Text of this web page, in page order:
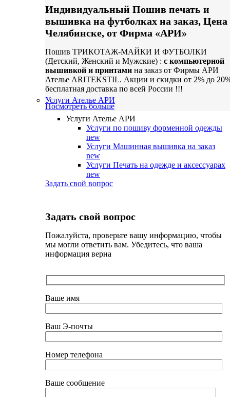
Индивидуальный Пошив печать и
вышивка на футболках на заказ, Цена
Челябинске, от Фирма «АРИ»
Пошив ТРИКОТАЖ-МАЙКИ И ФУТБОЛКИ
(Детский, Женский и Мужские) : с компьютерной
вышивкой и принтами на заказ от Фирмы АРИ
Ателье ARITEKSTIL. Акции и скидки от 2% до
бесплатная доставка по всей России !!!
Посмотреть больше
Услуги Ателье АРИ
Услуги Ателье АРИ
Услуги по пошиву форменной одежды
new
Услуги Машинная вышивка на заказ
new
Услуги Печать на одежде и аксессуарах
new
Задать свой вопрос
Задать свой вопрос
Пожалуйста, проверьте вашу информацию, чтобы
мы могли ответить вам. Убедитесь, что ваша
информация верна
Ваше имя
Ваш Э-почты
Номер телефона
Ваше сообщение